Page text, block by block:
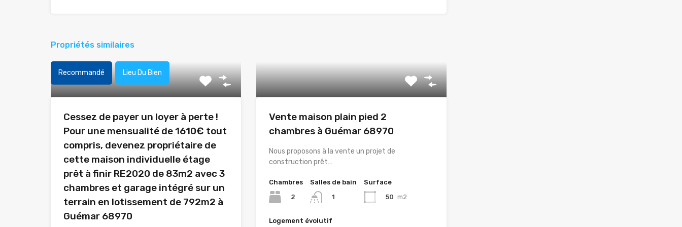
Propriétés similaires
Recommandé Lieu Du Bien
Cessez de payer un loyer à perte !
Pour une mensualité de 1610€ tout
compris, devenez propriétaire de
cette maison individuelle étage
prêt à finir RE2020 de 83m2 avec 3
chambres et garage intégré sur un
terrain en lotissement de 792m2 à
Guémar 68970
Vente maison plain pied 2
chambres à Guémar 68970
Nous proposons à la vente un projet de
construction prêt…
Chambres
2
Salles de bain
1
Surface
50 m2
Logement évolutif